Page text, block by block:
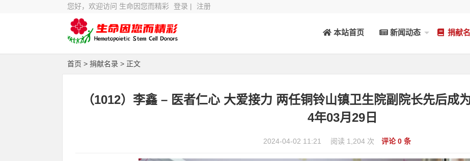
您好，欢迎访问 生命因您而精彩 登录 | 注册
本站首页 新闻动态 捐献
首页 > 捐献名录 > 正文
（1012）李鑫 – 医者仁心 大爱接力 两任铜铃山镇卫生院副院长先后成
4年03月29日
2024-04-02 11:21 阅读 1,204 次 评论 0 条